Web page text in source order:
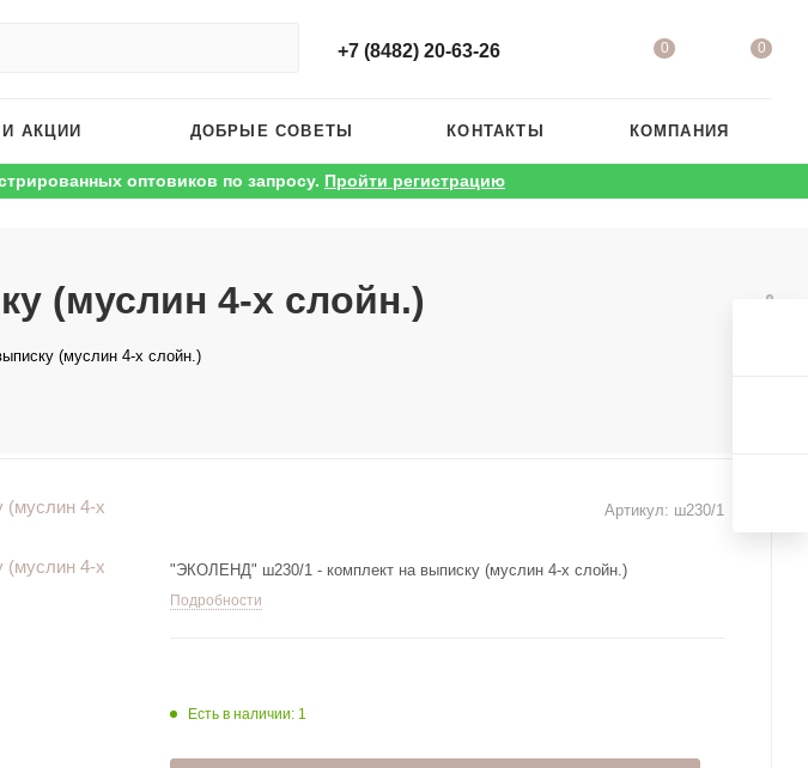
+7 (8482) 20-63-26 0 0
АКЦИИ ДОБРЫЕ СОВЕТЫ КОНТАКТЫ КОМПАНИЯ
оптовиков по запросу. Пройти регистрацию
(муслин 4-х слойн.)
(муслин 4-х слойн.)
Артикул: ш230/1
"ЭКОЛЕНД" ш230/1 - комплект на выписку (муслин 4-х слойн.)
Подробности
Есть в наличии: 1